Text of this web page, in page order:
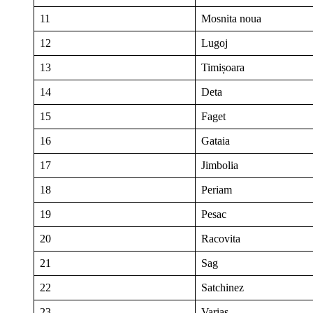
11 Mosnita noua
12 Lugoj
13 Timișoara
14 Deta
15 Faget
16 Gataia
17 Jimbolia
18 Periam
19 Pesac
20 Racovita
21 Sag
22 Satchinez